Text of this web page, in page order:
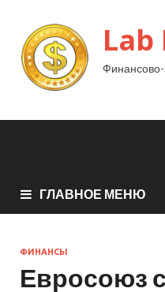
Lab
Финансово-
ГЛАВНОЕ МЕНЮ
ФИНАНСЫ
Евросоюз